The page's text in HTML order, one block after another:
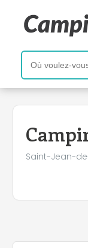
Saint-Jean-
+
−